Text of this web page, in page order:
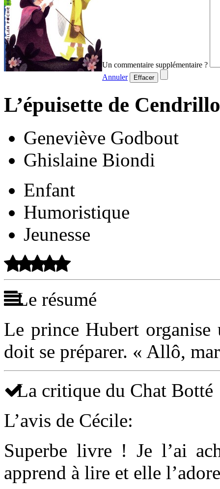
Un commentaire supplémentaire ?
Annuler
Effacer
L’épuisette de
Geneviève Godbout
Ghislaine Biondi
Enfant
Humoristique
Jeunesse
Le résumé
Le prince Hubert
doit se préparer. « Allô,
La critique du Chat Botté
L’avis de Cécile:
Superbe livre ! Je l’ai
apprend à lire et elle